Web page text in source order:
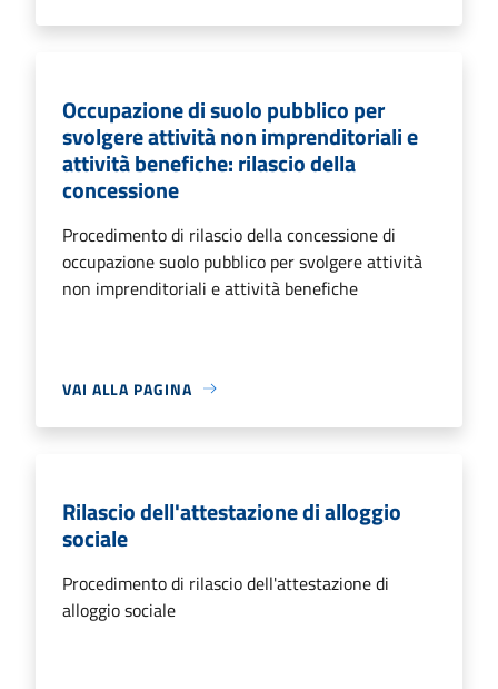
Occupazione di suolo pubblico per
svolgere attività non imprenditoriali e
attività benefiche: rilascio della
concessione
Procedimento di rilascio della concessione di
occupazione suolo pubblico per svolgere attività
non imprenditoriali e attività benefiche
VAI ALLA PAGINA
Rilascio dell'attestazione di alloggio
sociale
Procedimento di rilascio dell'attestazione di
alloggio sociale